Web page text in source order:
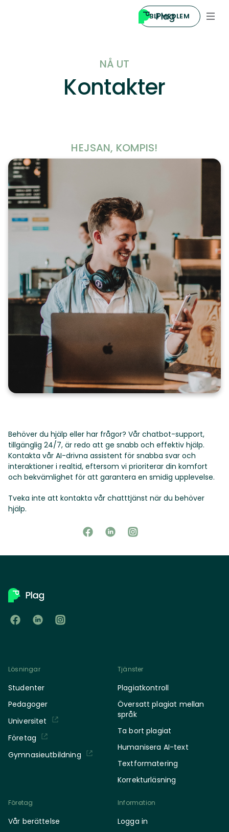
BLI MEDLEM
NÅ UT
Kontakter
HEJSAN, KOMPIS!
Behöver du hjälp eller har frågor? Vår chatbot-support,
tillgänglig 24/7, är redo att ge snabb och effektiv hjälp.
Kontakta vår AI-drivna assistent för snabba svar och
interaktioner i realtid, eftersom vi prioriterar din komfort
och bekvämlighet för att garantera en smidig upplevelse.
Tveka inte att kontakta vår chatttjänst när du behöver
hjälp.
Lösningar
Studenter
Pedagoger
Universitet
Företag
Gymnasieutbildning
Tjänster
Plagiatkontroll
Översatt plagiat mellan
språk
Ta bort plagiat
Humanisera AI-text
Textformatering
Korrekturläsning
Företag
Vår berättelse
Information
Logga in